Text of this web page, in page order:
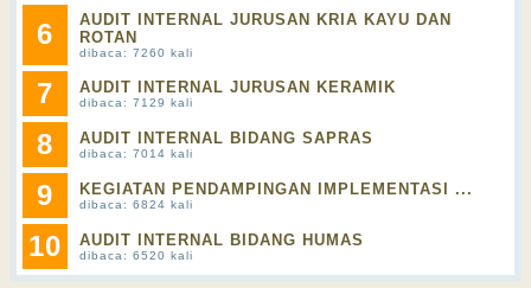
6
AUDIT INTERNAL JURUSAN KRIA KAYU DAN
ROTAN
dibaca: 7260 kali
7 AUDIT INTERNAL JURUSAN KERAMIK
dibaca: 7129 kali
8 AUDIT INTERNAL BIDANG SAPRAS
dibaca: 7014 kali
9 KEGIATAN PENDAMPINGAN IMPLEMENTASI ...
dibaca: 6824 kali
10 AUDIT INTERNAL BIDANG HUMAS
dibaca: 6520 kali